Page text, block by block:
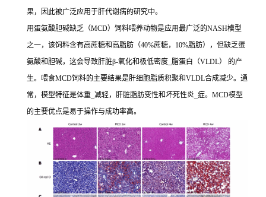
果，因此被广泛应用于肝代谢病的研究中。
用蛋氨酸胆碱缺乏（MCD）饲料喂养动物是应用最广泛的NASH模型
之一，该饲料含有高蔗糖和高脂肪（40%蔗糖，10%脂肪），但缺乏蛋
氨酸和胆碱，这会导致肝脏β-氧化和极低密度_脂蛋白（VLDL） 的产
生。喂食MCD饲料的主要结果是肝细胞脂质积聚和VLDL合成减少。通
常，模型特征是体重_减轻，肝脏脂肪变性和坏死性炎_症。MCD模型
的主要优点是易于操作与成功率高。